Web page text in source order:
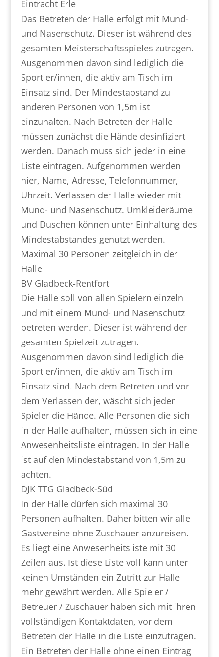
Eintracht Erle
Das Betreten der Halle erfolgt mit Mund-
und Nasenschutz. Dieser ist während des
gesamten Meisterschaftsspieles zutragen.
Ausgenommen davon sind lediglich die
Sportler/innen, die aktiv am Tisch im
Einsatz sind. Der Mindestabstand zu
anderen Personen von 1,5m ist
einzuhalten. Nach Betreten der Halle
müssen zunächst die Hände desinfiziert
werden. Danach muss sich jeder in eine
Liste eintragen. Aufgenommen werden
hier, Name, Adresse, Telefonnummer,
Uhrzeit. Verlassen der Halle wieder mit
Mund- und Nasenschutz. Umkleideräume
und Duschen können unter Einhaltung des
Mindestabstandes genutzt werden.
Maximal 30 Personen zeitgleich in der
Halle
BV Gladbeck-Rentfort
Die Halle soll von allen Spielern einzeln
und mit einem Mund- und Nasenschutz
betreten werden. Dieser ist während der
gesamten Spielzeit zutragen.
Ausgenommen davon sind lediglich die
Sportler/innen, die aktiv am Tisch im
Einsatz sind. Nach dem Betreten und vor
dem Verlassen der, wäscht sich jeder
Spieler die Hände. Alle Personen die sich
in der Halle aufhalten, müssen sich in eine
Anwesenheitsliste eintragen. In der Halle
ist auf den Mindestabstand von 1,5m zu
achten.
DJK TTG Gladbeck-Süd
In der Halle dürfen sich maximal 30
Personen aufhalten. Daher bitten wir alle
Gastvereine ohne Zuschauer anzureisen.
Es liegt eine Anwesenheitsliste mit 30
Zeilen aus. Ist diese Liste voll kann unter
keinen Umständen ein Zutritt zur Halle
mehr gewährt werden. Alle Spieler /
Betreuer / Zuschauer haben sich mit ihren
vollständigen Kontaktdaten, vor dem
Betreten der Halle in die Liste einzutragen.
Ein Betreten der Halle ohne einen Eintrag